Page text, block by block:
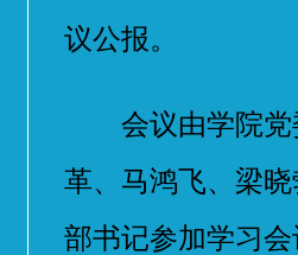
议公报。
会议由学院党
革、马鸿飞、梁
部书记参加学习